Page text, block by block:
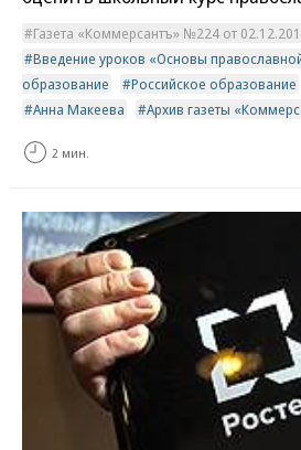
Газета «Коммерсантъ» №224 от
Введение уроков «Основы
образование
Российское образование
Анна Макеева
Архив газеты
2 мин.